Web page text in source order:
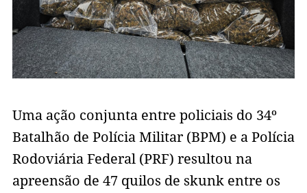
Uma ação conjunta entre policiais do 34º
Batalhão de Polícia Militar (BPM) e a Polícia
Rodoviária Federal (PRF) resultou na
apreensão de 47 quilos de skunk entre os